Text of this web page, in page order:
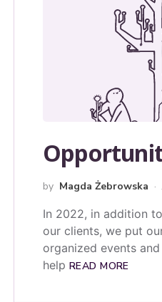
by Magda Żebrowska
In 2022, in addition
our clients, we put
organized events
help READ MORE